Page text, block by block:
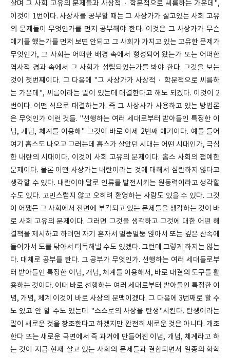
살며 그 사회 고유의 문제들과 사상적 · 학문적으로 씨름하는 가운데",
이것이 1번이다. 사상사를 공부할 때는 그 사상가가 살고있는 사회 고유
의 문제들이 무엇인가를 먼저 공부해야 한다. 이것은 그 사상가가 무슨
얘기를 했는가를 먼저 보면 안되고 그 사회가 가지고 있는 고유한 문제가
무엇인가, 그 사회는 어떠한 배경 속에서 형성되어 왔는가 또는 어떠한
역사적 경과 속에서 그 사회가 성립되었는가를 봐야 한다. 그것을 보는
것이 첫번째이다. 그 다음에 "그 사상가가 사상적 · 학문적으로 씨름하
는 가운데", 씨름이라는 말이 있는데 대결한다고 해도 되겠다. 이것이 2
번이다. 어떤 식으로 대결하는가. 즉 그 사상사가 사용하고 있는 방법론
은 무엇인가 이런 것들. "선행하는 여러 세대로부터 받아들인 특정한 이
념, 개념, 체계를 이용해" 그것이 바로 이제 2번째 얘기이다. 예를 들어
여기 홉스도 나오고 그러는데 홉스가 살았던 시대는 어떤 시대인가, 극심
한 내란의 시대이다. 이것이 사회 고유의 문제이다. 홉스 사회의 첨예한
문제이다. 물론 어떤 사상가는 내란이라는 것에 대해서 심란하지 않다고
생각할 수 있다. 내란이야 말로 인류를 발전시키는 원동력이라고 생각할
수도 있다. 고민스럽지 않고 오히려 환영하는 사람도 있을 수 있다. 그것
이 어쨌든 그 사회에서 전면에 부각되고 있는 문제들을 생각하는 것이 바
로 사회 고유의 문제이다. 그러면 그것을 생각하고 그것에 대한 어떤 해
결책을 제시하고 하려면 자기 혼자서 멀뚱멀뚱 앉아서 또는 깊은 산속에
들어가서 도를 닦아서 터득해낼 수도 있겠다. 그런데 그렇게 하지는 않는
다. 대체로 공부를 한다. 그 공부가 무엇인가. 선행하는 여러 세대들로부
터 받아들인 특정한 이념, 개념, 체계를 이용해서, 바로 대결의 도구를 활
용하는 것이다. 이때 바로 선행하는 여러 세대로부터 받아들인 특정한 이
념, 개념, 체계 이것이 바로 사상의 문맥이겠다. 그 다음에 3번째로 할 수
도 있고 안 할 수도 있는데 "스스로의 사상을 탄생"시킨다. 탄생이라는
말이 새로운 것을 창조한다고 하겠지만 완전히 새로운 것은 아니다. 개조
한다 또는 새로운 국면에서 즉 과거에 만들어진 이념, 개념, 체계라고 하
는 것이 지금 현재 살고 있는 사회의 문제들과 결합되면서 일종의 화학